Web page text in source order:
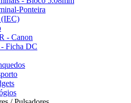
Ponteira
- Canon
Ficha DC